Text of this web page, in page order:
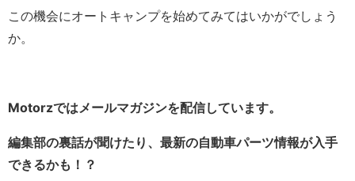
この機会にオートキャンプを始めてみてはいかがでしょう
か。
Motorzではメールマガジンを配信しています。
編集部の裏話が聞けたり、最新の自動車パーツ情報が入手
できるかも！？